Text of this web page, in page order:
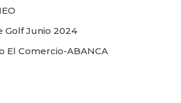
Golf Junio 2024
El Comercio-ABANCA